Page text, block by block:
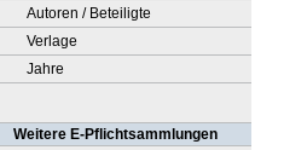
Autoren / Beteiligte
Verlage
Jahre
Weitere E-Pflichtsammlungen